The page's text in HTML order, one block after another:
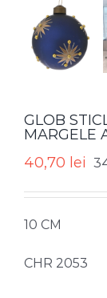
GLOB
MARGELE
40,70 lei
10 CM
CHR 2053